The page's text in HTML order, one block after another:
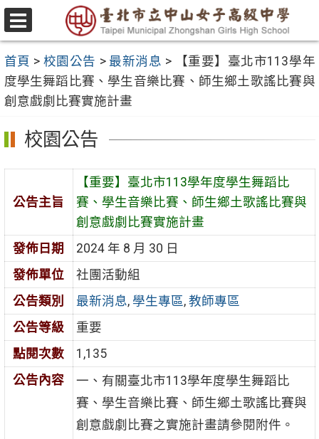
跳
至
要
內
容
區
選
單
首頁 > 校園公告 > 最新消息 >
【重要】臺北市113學年
度學生舞蹈比賽、學生音樂比賽、師生鄉土歌謠比賽與
創意戲劇比賽實施計畫
校園公告
公告主旨
【重要】臺北市113學年度學生舞蹈比
賽、學生音樂比賽、師生鄉土歌謠比賽與
創意戲劇比賽實施計畫
發佈日期
2024 年 8 月 30 日
發佈單位
社團活動組
公告類別
最新消息, 學生專區, 教師專區
公告等級
重要
點閱次數
1,135
公告內容
一、有關臺北市113學年度學生舞蹈比
賽、學生音樂比賽、師生鄉土歌謠比賽與
創意戲劇比賽之實施計畫請參閱附件。